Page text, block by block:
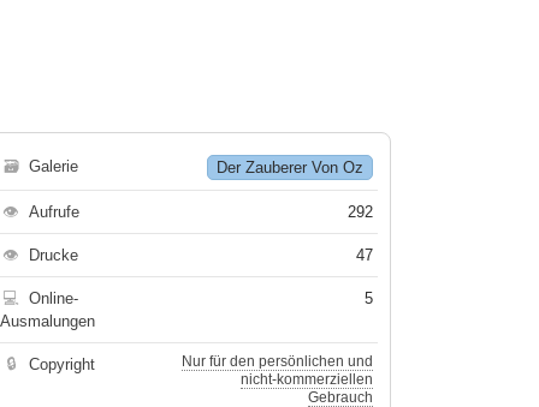
🗃 Galerie Der Zauberer Von Oz
👁 Aufrufe 292
👁 Drucke 47
💻
Online-
Ausmalungen
5
🔒 Copyright
Nur für den persönlichen und
nicht-kommerziellen
Gebrauch